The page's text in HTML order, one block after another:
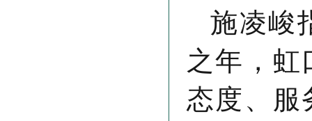
施凌峻
之年，虹
态度、服